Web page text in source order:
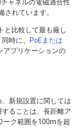
ャネルの電磁適合性
されています。
と比較して最も厳し
時に、
PoEまたは
アプリケーションの
新規設置に関しては
ることは、長距離ア
ーク範囲を100mを超